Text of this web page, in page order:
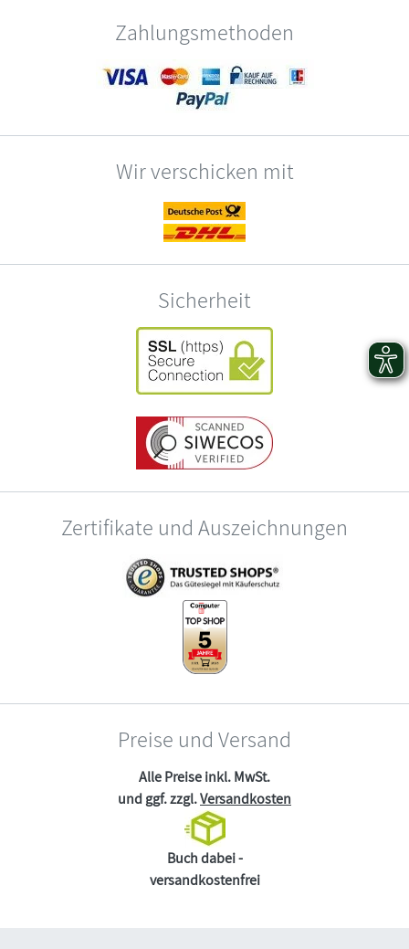
Zahlungsmethoden
Wir verschicken mit
Sicherheit
Zertifikate und Auszeichnungen
Preise und Versand
Alle Preise inkl. MwSt.
und ggf. zzgl.Versandkosten
Buch dabei -
versandkostenfrei